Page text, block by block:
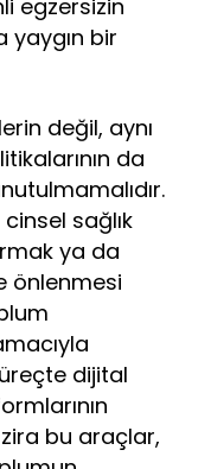
egzersizin
yaygın bir
değil, aynı
da
sağlık
ya da
önlenmesi
dijital
bu araçlar,